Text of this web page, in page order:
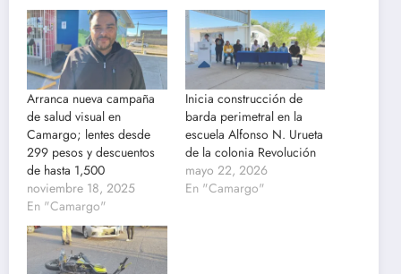
Arranca nueva campaña
de salud visual en
Camargo; lentes desde
299 pesos y descuentos
de hasta 1,500
noviembre 18, 2025
En "Camargo"
Inicia construcción de
barda perimetral en la
escuela Alfonso N. Urueta
de la colonia Revolución
mayo 22, 2026
En "Camargo"